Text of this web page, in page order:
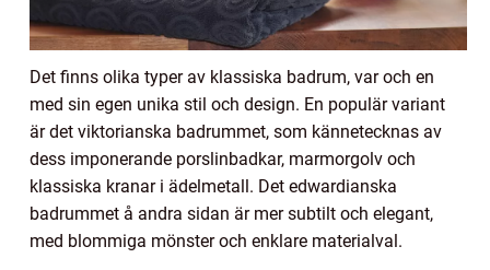
Det finns olika typer av klassiska badrum, var och en
med sin egen unika stil och design. En populär variant
är det viktorianska badrummet, som kännetecknas av
dess imponerande porslinbadkar, marmorgolv och
klassiska kranar i ädelmetall. Det edwardianska
badrummet å andra sidan är mer subtilt och elegant,
med blommiga mönster och enklare materialval.